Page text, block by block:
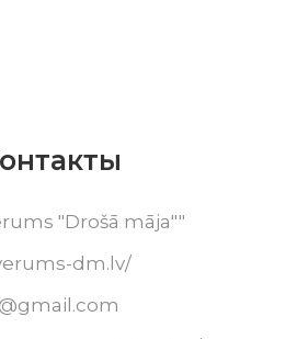
"Drošā māja""
dm.lv/